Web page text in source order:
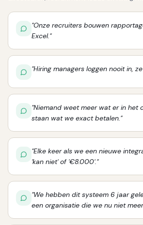
"Onze recruiters bouwen
Excel."
"Hiring managers loggen nooit in,
"Niemand weet meer wat er in het
staan wat we exact betalen."
"Elke keer als we een nieuwe
'kan niet' of '€8.000'."
"We hebben dit systeem 6 jaar
een organisatie die we nu niet